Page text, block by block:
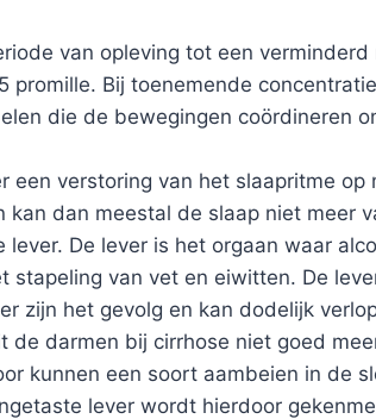
van opleving tot een
promille. Bij toenemende
die de bewegingen coördineren
verstoring van het slaapritme
dan meestal de slaap niet meer
De lever is het orgaan waar
van vet en eiwitten. De
zijn het gevolg en kan dodelijk
darmen bij cirrhose niet goed
kunnen een soort aambeien in de
lever wordt hierdoor